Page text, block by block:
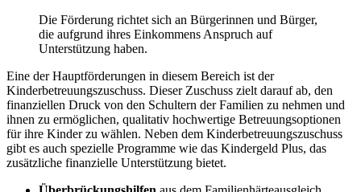
Die Förderung richtet sich an Bürgerinnen und Bürger,
die aufgrund ihres Einkommens Anspruch auf
Unterstützung haben.
Eine der Hauptförderungen in diesem Bereich ist der
Kinderbetreuungszuschuss. Dieser Zuschuss zielt darauf ab, den
finanziellen Druck von den Schultern der Familien zu nehmen und
ihnen zu ermöglichen, qualitativ hochwertige Betreuungsoptionen
für ihre Kinder zu wählen. Neben dem Kinderbetreuungszuschuss
gibt es auch spezielle Programme wie das Kindergeld Plus, das
zusätzliche finanzielle Unterstützung bietet.